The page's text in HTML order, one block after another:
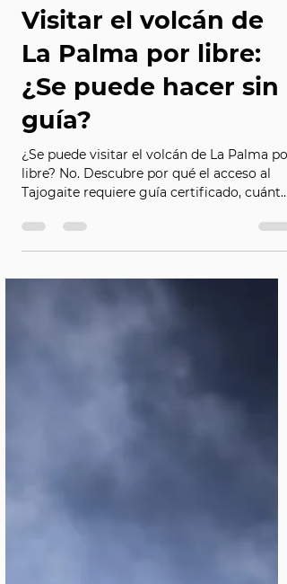
Volcán Tajogaite La Palma
Visitar el volcán de
La Palma por libre:
¿Se puede hacer sin
guía?
¿Se puede visitar el volcán de La Palma por
Tajogaite requiere guía certificado, cuánto
dura la excursión y desde dónde sale.